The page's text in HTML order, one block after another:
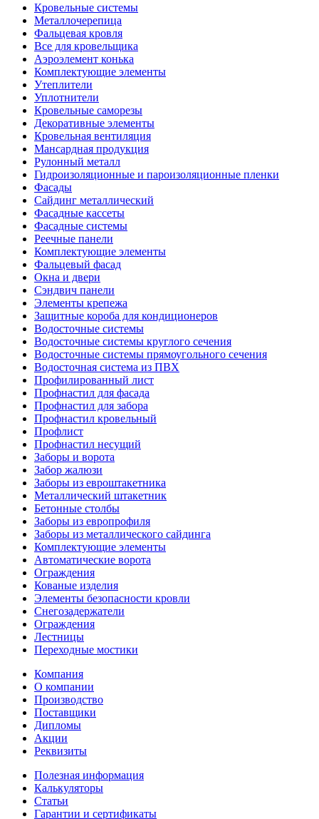
Кровельные системы
Металлочерепица
Фальцевая кровля
Все для кровельщика
Аэроэлемент конька
Комплектующие элементы
Утеплители
Уплотнители
Кровельные саморезы
Декоративные элементы
Кровельная вентиляция
Мансардная продукция
Рулонный металл
Гидроизоляционные и пароизоляционные пленки
Фасады
Сайдинг металлический
Фасадные кассеты
Фасадные системы
Реечные панели
Комплектующие элементы
Фальцевый фасад
Окна и двери
Сэндвич панели
Элементы крепежа
Защитные короба для кондиционеров
Водосточные системы
Водосточные системы круглого сечения
Водосточные системы прямоугольного сечения
Водосточная система из ПВХ
Профилированный лист
Профнастил для фасада
Профнастил для забора
Профнастил кровельный
Профлист
Профнастил несущий
Заборы и ворота
Забор жалюзи
Заборы из евроштакетника
Металлический штакетник
Бетонные столбы
Заборы из европрофиля
Заборы из металлического сайдинга
Комплектующие элементы
Автоматические ворота
Ограждения
Кованые изделия
Элементы безопасности кровли
Снегозадержатели
Ограждения
Лестницы
Переходные мостики
Компания
О компании
Производство
Поставщики
Дипломы
Акции
Реквизиты
Полезная информация
Калькуляторы
Статьи
Гарантии и сертификаты